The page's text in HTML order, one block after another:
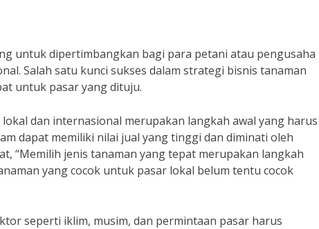
untuk dipertimbangkan bagi para petani atau pengusaha
Salah satu kunci sukses dalam strategi bisnis tanaman
untuk pasar yang dituju.
dan internasional merupakan langkah awal yang harus
dapat memiliki nilai jual yang tinggi dan diminati oleh
“Memilih jenis tanaman yang tepat merupakan langkah
yang cocok untuk pasar lokal belum tentu cocok
seperti iklim, musim, dan permintaan pasar harus